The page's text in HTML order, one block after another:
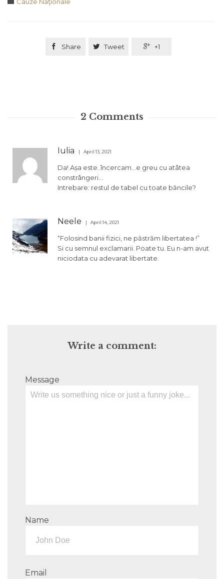
 Share  Tweet  +1
2 Comments
Iulia April 13, 2021
Da! Așa este..încercam…e greu cu atâtea
constrângeri…
Intrebare: restul de tabel cu toate băncile?
Neele April 14, 2021
“Folosind banii fizici, ne păstrăm libertatea !”
Si cu semnul exclamarii. Poate tu. Eu n-am avut
niciodata cu adevarat libertate.
Write a comment:
Message
Name
Email